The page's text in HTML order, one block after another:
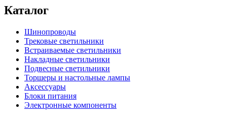
Каталог
Шинопроводы
Трековые светильники
Встраиваемые светильники
Накладные светильники
Подвесные светильники
Торшеры и настольные лампы
Аксессуары
Блоки питания
Электронные компоненты